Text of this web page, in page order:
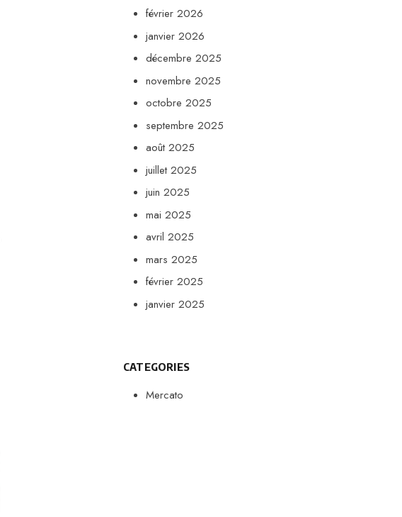
février 2026
janvier 2026
décembre 2025
novembre 2025
octobre 2025
septembre 2025
août 2025
juillet 2025
juin 2025
mai 2025
avril 2025
mars 2025
février 2025
janvier 2025
CATEGORIES
Mercato